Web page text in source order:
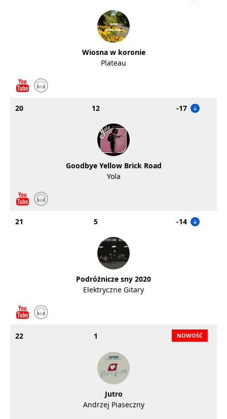
Wiosna w koronie
Plateau
20 12 -17
Goodbye Yellow Brick Road
Yola
21 5 -14
Podróżnicze sny 2020
Elektryczne Gitary
22 1
Jutro
Andrzej Piaseczny